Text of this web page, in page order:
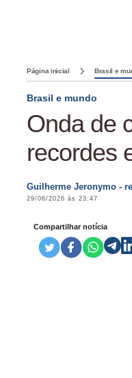
Página inicial Brasil e
Brasil e mundo
Onda de
recordes
Guilherme Jeronymo -
29/06/2026 às 23:47
Compartilhar notícia